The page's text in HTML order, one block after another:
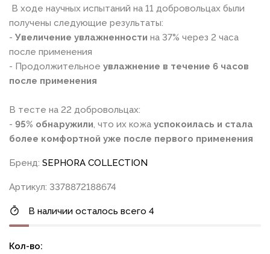
В ходе научных испытаний на 11 добровольцах были
получены следующие результаты:
- Увеличение увлажненности на 37% через 2 часа
после применения
- Продолжительное увлажнение в течение 6 часов
после применения
В тесте на 22 добровольцах:
- 95% обнаружили, что их кожа успокоилась и стала
более комфортной уже после первого применения
Бренд: SEPHORA COLLECTION
Артикул: 3378872188674
В наличии осталось всего 4
Кол-во: